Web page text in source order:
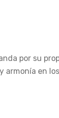
por su
armonía en